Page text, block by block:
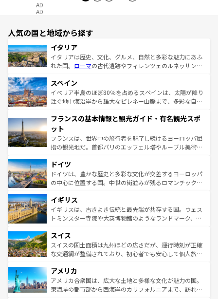
AD
AD
人気の国と地域から探す
イタリア
イタリアは歴史、文化、グルメ、自然と多彩な魅力にあふ
れた国。 ローマの古代遺跡やフィレンツェのルネッサンス
ろん、トスカーナの美しい田園風景やアマルフィ海岸の絶
景など、自然景観も見逃せない。観光の合間には、本場の
ピザやパスタなど、絶品のイタリア料理を堪能することも
ませてくれるイタリアで、忘れられない旅をしてみよう！
なお、新着のイタリア情報は
しい。
スペイン
イベリア半島のほぼ80％を占めるスペインは、太陽が降り
注ぐ地中海沿岸から雄大なピレネー山脈まで、多彩な自然
文化が根付くこの国では、情熱的なフラメンコ、熱気あふ
れる闘牛、そして美味しいタパスが生活の一部となってい
る。首都マドリードの洗練された雰囲気や、バルセロナの
アートに溢れた街角から、地方では古代ローマ遺跡や中世
せる。地方によって風土や気候が異なるスペインはその個
性で訪れる人を魅了する。 なお、新着のスペイン情報は コ
ンテンツ一覧を参照してほしい。
フランスの基本情報と観光ガイド・有名観光スポ
ット
フランスは、世界中の旅行者を魅了し続けるヨーロッパ屈
指の観光地だ。首都パリのエッフェル塔やルーブル美術館
で、幅広い魅力が詰まっている。華麗な宮殿、歴史的な大
聖堂、美しいビーチ、そして豊かな自然が、訪れる者を心
から魅了する。また、フランスは美食の国としても知ら
いる。シャンパンの発祥地であるランス、プロヴァンスの
香り高いラベンダー畑など、多彩な楽しみ方が可能だ。さ
らに、パリ以外の地域にも魅力が溢れており、どの街角に
れる地方に足を運ぶとそれぞれで全く異なる文化を体験で
きるだろう。 なお、新着のフランス情報はコンテンツ一覧
を参照してほしい。
ドイツ
ドイツは、豊かな歴史と多彩な文化が交差するヨーロッパ
の中心に位置する国。中世の街並みが残るロマンチック街
顔を持つこの国は、どこを歩いても飽きることがない。ベ
ルリンの文化的活気、バイエルン州のアルプスの絶景、そ
してライン川沿いのワイン畑といった風景は必見。ビール
は、お酒好きな人にはぜひ体験してほしい。 なお、新着の
ドイツ情報はコンテンツ一覧を参照してほしい。
イギリス
イギリスは、古きよき伝統と最先端が共存する国。ウェス
トミンスター寺院や大英博物館のようなランドマーク、歴
リアごとに異なる魅力がある。また、優雅なアフタヌーン
ティー、ビール好きにはたまらない英国パブ、サッカー観
戦など、本場だからこそできる体験も豊富。イギリスを旅
ンツ一覧を参照してほしい。
スイス
スイスの国土面積は九州ほどの広さだが、運行時刻が正確
な交通網が整備されており、初心者でも安心して個人旅行
の建物がそのまま残る町や、スイスならではのユニークな
博物館もあり、アルプス観光だけでなく町歩きも満喫する
ことができる。国民の所得が高いため物価も高いが、旅行
アメリカ
アメリカ合衆国は、広大な土地と多様な文化が魅力の国。
東海岸の都市部から西海岸のカリフォルニアまで、訪れる